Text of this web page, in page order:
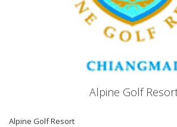
Alpine Golf
Alpine Golf Resort